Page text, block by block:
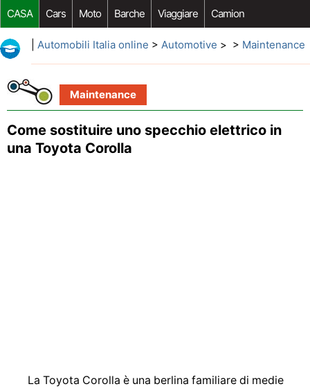
CASA Cars Moto Barche Viaggiare Camion
Riparazione Auto Acquisto Auto Car Opzioni Aftermarket
Automobili Italia online > Automotive > > Maintenance
Maintenance
Come sostituire uno specchio elettrico in
una Toyota Corolla
La Toyota Corolla è una berlina familiare di medie